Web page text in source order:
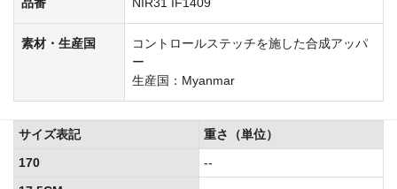
素材・生産国
コントロールステッチを施した合成アッパ
ー
生産国：Myanmar
サイズ表記
重さ（単位）
170
--